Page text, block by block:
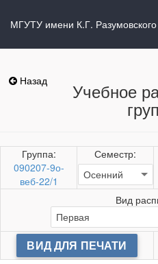
МГУТУ имени К.Г. Разумовского
Назад Учебное
Группа:
090207-9о-
веб-22/1
Семестр:
Вид
ВИД ДЛЯ ПЕЧАТИ